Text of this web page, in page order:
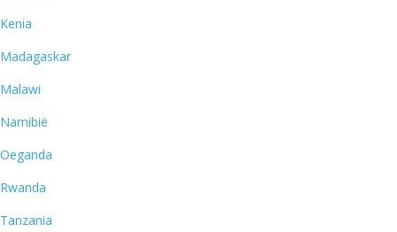
Kenia
Madagaskar
Malawi
Namibië
Oeganda
Rwanda
Tanzania